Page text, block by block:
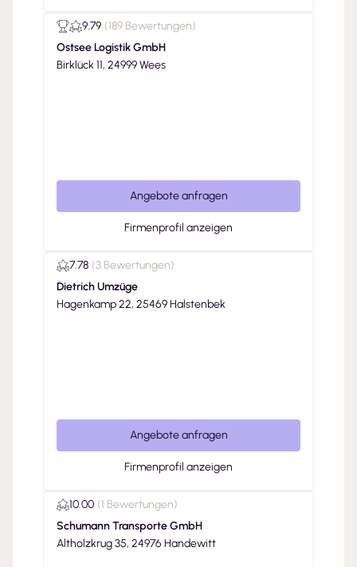
9.79 (189 Bewertungen)
Ostsee Logistik GmbH
Birklück 11, 24999 Wees
Angebote anfragen
Firmenprofil anzeigen
7.78 (3 Bewertungen)
Dietrich Umzüge
Hagenkamp 22, 25469 Halstenbek
Angebote anfragen
Firmenprofil anzeigen
10.00 (1 Bewertungen)
Schumann Transporte GmbH
Altholzkrug 35, 24976 Handewitt